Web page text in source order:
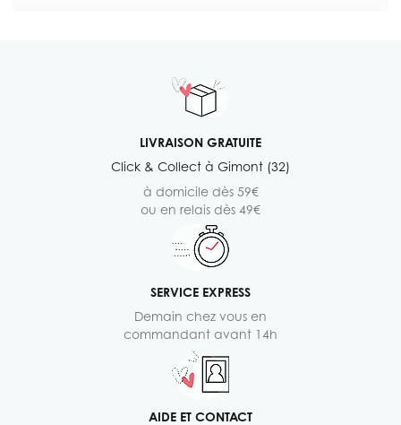
LIVRAISON GRATUITE
Click & Collect à Gimont (32)
à domicile dès 59€
ou en relais dès 49€
SERVICE EXPRESS
Demain chez vous en
commandant avant 14h
AIDE ET CONTACT